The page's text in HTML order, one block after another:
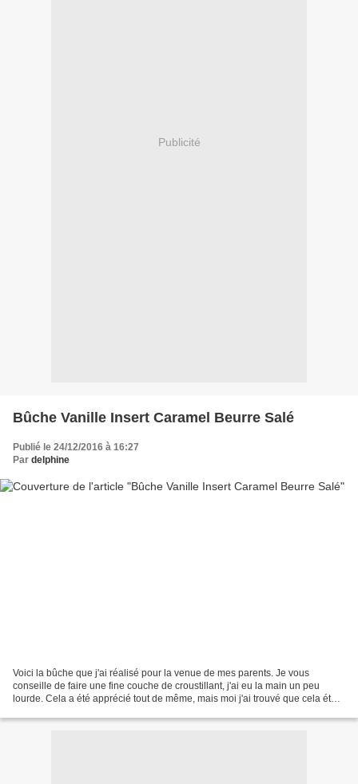
Publicité
Bûche Vanille Insert Caramel Beurre Salé
Publié le 24/12/2016 à 16:27
Par delphine
Voici la bûche que j'ai réalisé pour la venue de mes parents. Je vous
conseille de faire une fine couche de croustillant, j'ai eu la main un peu
lourde. Cela a été apprécié tout de même, mais moi j'ai trouvé que cela était